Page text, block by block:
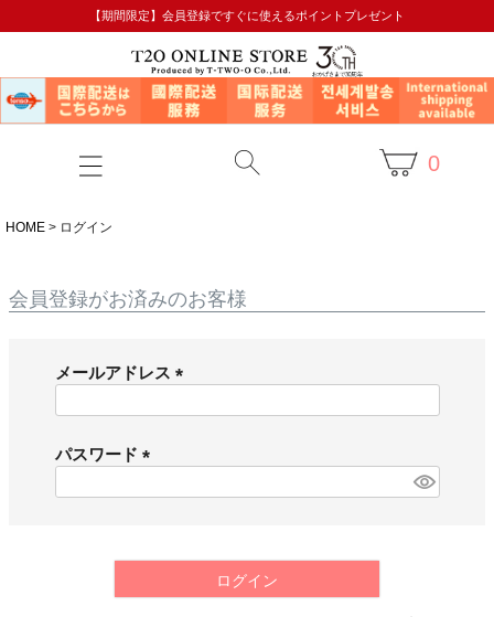
【期間限定】会員登録ですぐに使えるポイントプレゼント
0
HOME ログイン
会員登録がお済みのお客様
メールアドレス
)
パスワード
ログイン